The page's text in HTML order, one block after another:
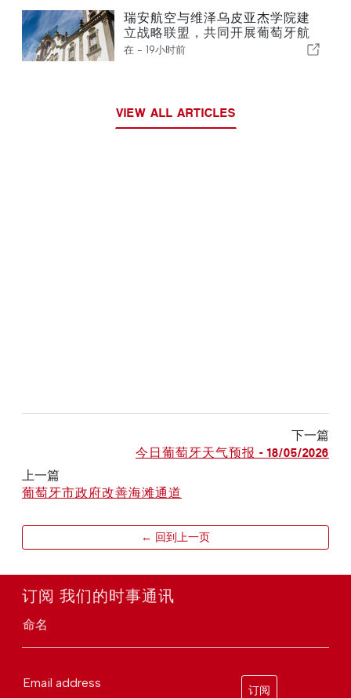
瑞安航空与维泽乌皮亚杰学院建
立战略联盟，共同开展葡萄牙航
空业培训
在 - 19小时前
VIEW ALL ARTICLES
下一篇
今日葡萄牙天气预报 - 18/05/2026
上一篇
葡萄牙市政府改善海滩通道
← 回到上一页
订阅 我们的时事通讯
命名
Email address
订阅